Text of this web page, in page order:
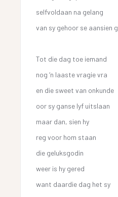
selfvoldaan na gelang
van sy gehoor se aansien
Tot die dag toe iemand
nog ‘n laaste vragie vra
en die sweet van onkunde
oor sy ganse lyf uitslaan
maar dan, sien hy
reg voor hom staan
die geluksgodin
weer is hy gered
want daardie dag het sy